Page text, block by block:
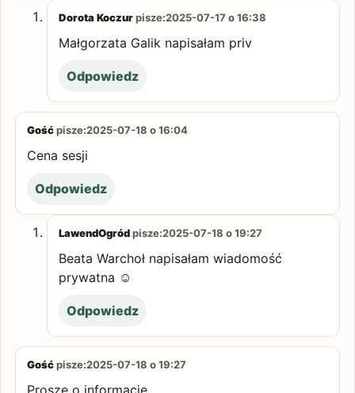
Dorota Koczurpisze:2025-07-17 o 16:38
Małgorzata Galik napisałam priv
Odpowiedz
Gośćpisze:2025-07-18 o 16:04
Cena sesji
Odpowiedz
LawendOgródpisze:2025-07-18 o 19:27
Beata Warchoł napisałam wiadomość
prywatna ☺️
Odpowiedz
Gośćpisze:2025-07-18 o 19:27
Prosze o informacje